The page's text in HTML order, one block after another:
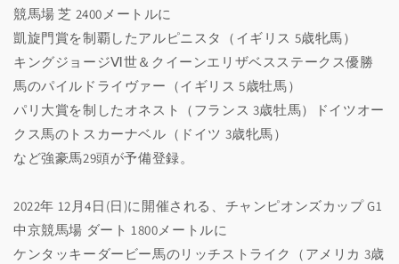
競馬場 芝 2400メートルに
凱旋門賞を制覇したアルピニスタ（イギリス 5歳牝馬）
キングジョージⅥ世＆クイーンエリザベスステークス優勝
馬のパイルドライヴァー（イギリス 5歳牡馬）
パリ大賞を制したオネスト（フランス 3歳牡馬）ドイツオー
クス馬のトスカーナベル（ドイツ 3歳牝馬）
など強豪馬29頭が予備登録。
2022年 12月4日(日)に開催される、チャンピオンズカップ G1
中京競馬場 ダート 1800メートルに
ケンタッキーダービー馬のリッチストライク（アメリカ 3歳